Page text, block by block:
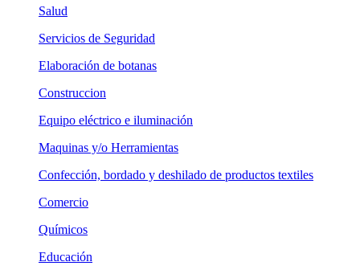
Salud
Servicios de Seguridad
Elaboración de botanas
Construccion
Equipo eléctrico e iluminación
Maquinas y/o Herramientas
Confección, bordado y deshilado de productos textiles
Comercio
Químicos
Educación